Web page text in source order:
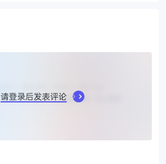
请登录后发表评论